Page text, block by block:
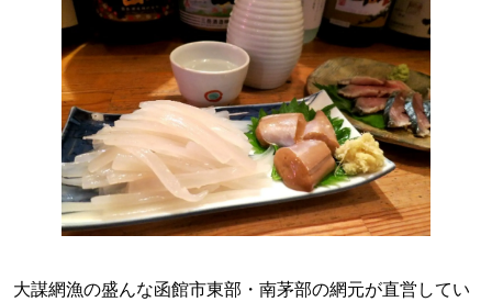
大謀網漁の盛んな函館市東部・南茅部の網元が直営してい